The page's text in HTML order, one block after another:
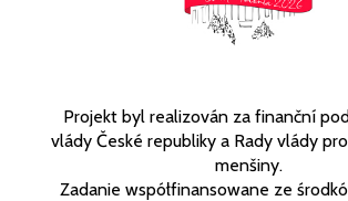
Projekt byl realizován za finanční
vlády České republiky a Rady vlády
menšiny.
Zadanie współfinansowane ze